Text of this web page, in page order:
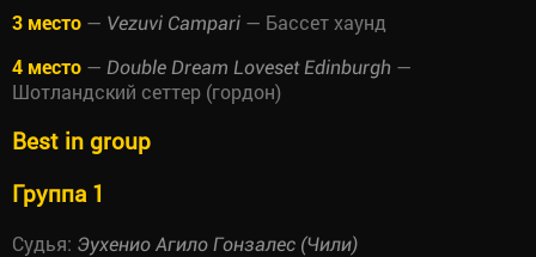
3 место — Vezuvi Campari — Бассет хаунд
4 место — Double Dream Loveset Edinburgh —
Шотландский сеттер (гордон)
Best in group
Группа 1
Судья: Эухенио Агило Гонзалес (Чили)